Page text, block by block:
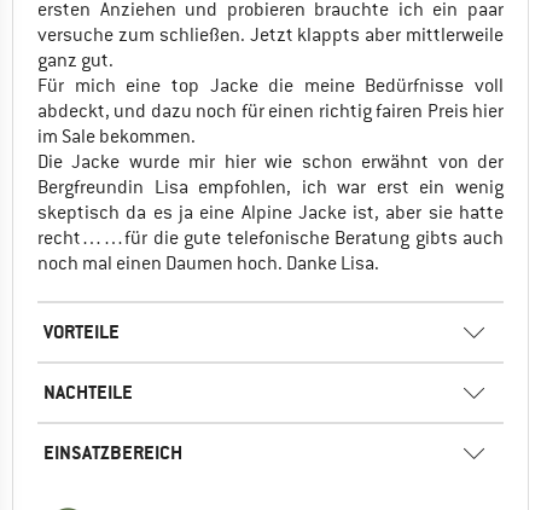
ersten Anziehen und probieren brauchte ich ein paar
versuche zum schließen. Jetzt klappts aber mittlerweile
ganz gut.
Für mich eine top Jacke die meine Bedürfnisse voll
abdeckt, und dazu noch für einen richtig fairen Preis hier
im Sale bekommen.
Die Jacke wurde mir hier wie schon erwähnt von der
Bergfreundin Lisa empfohlen, ich war erst ein wenig
skeptisch da es ja eine Alpine Jacke ist, aber sie hatte
recht……für die gute telefonische Beratung gibts auch
noch mal einen Daumen hoch. Danke Lisa.
VORTEILE
NACHTEILE
EINSATZBEREICH